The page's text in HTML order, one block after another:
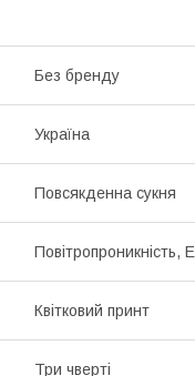
Без бренду
Україна
Повсякденна сукня
Повітропроникність,
Квітковий принт
Три чверті